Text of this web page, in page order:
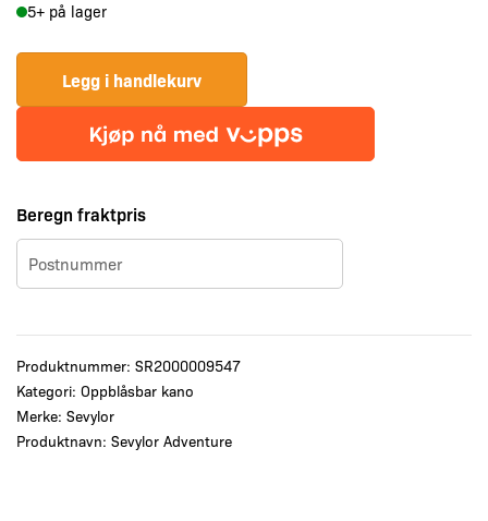
5+ på lager
Legg i handlekurv
Beregn fraktpris
Produktnummer: SR2000009547
Kategori: Oppblåsbar kano
Merke: Sevylor
Produktnavn: Sevylor Adventure